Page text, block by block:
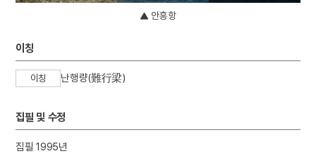
안흥항
이칭
이칭 난행량(難行梁)
집필 및 수정
집필 1995년